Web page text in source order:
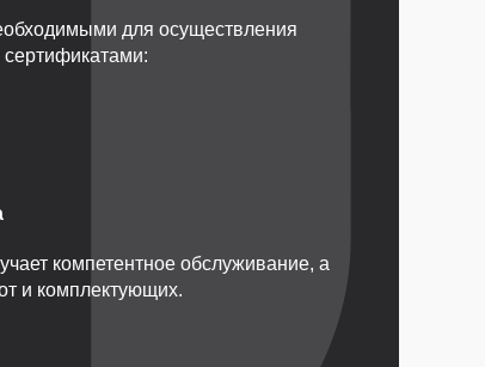
для осуществления
компетентное обслуживание, а
и комплектующих.